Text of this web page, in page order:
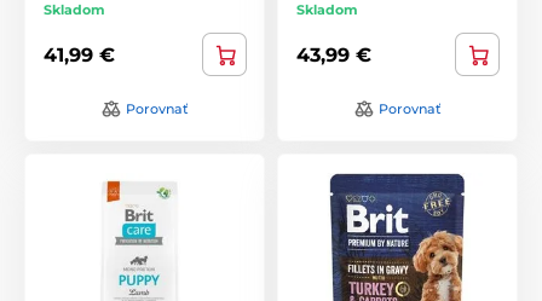
Skladom
41,99 €
Porovnať
Skladom
43,99 €
Porovnať